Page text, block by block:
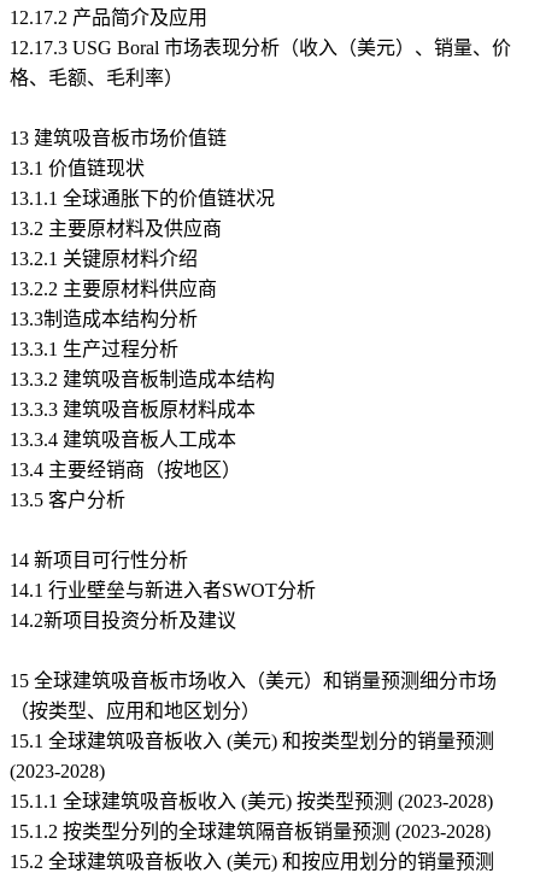
12.17.2 产品简介及应用
12.17.3 USG Boral 市场表现分析（收入（美元）、销量、价
格、毛额、毛利率）
13 建筑吸音板市场价值链
13.1 价值链现状
13.1.1 全球通胀下的价值链状况
13.2 主要原材料及供应商
13.2.1 关键原材料介绍
13.2.2 主要原材料供应商
13.3制造成本结构分析
13.3.1 生产过程分析
13.3.2 建筑吸音板制造成本结构
13.3.3 建筑吸音板原材料成本
13.3.4 建筑吸音板人工成本
13.4 主要经销商（按地区）
13.5 客户分析
14 新项目可行性分析
14.1 行业壁垒与新进入者SWOT分析
14.2新项目投资分析及建议
15 全球建筑吸音板市场收入（美元）和销量预测细分市场
（按类型、应用和地区划分）
15.1 全球建筑吸音板收入 (美元) 和按类型划分的销量预测
(2023-2028)
15.1.1 全球建筑吸音板收入 (美元) 按类型预测 (2023-2028)
15.1.2 按类型分列的全球建筑隔音板销量预测 (2023-2028)
15.2 全球建筑吸音板收入 (美元) 和按应用划分的销量预测